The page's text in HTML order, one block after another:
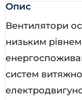
Опис
Вентилятори
низьким
систем